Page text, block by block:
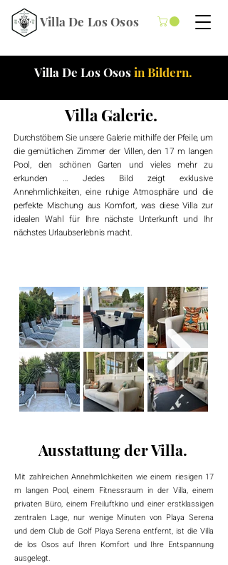
Villa De Los Osos
Villa De Los Ososin Bildern.
Villa Galerie.
Durchstöbern Sie unsere Galerie mithilfe der Pfeile, um
die gemütlichen Zimmer der Villen, den 17 m langen
Pool, den schönen Garten und vieles mehr zu
erkunden … Jedes Bild zeigt exklusive
Annehmlichkeiten, eine ruhige Atmosphäre und die
perfekte Mischung aus Komfort, was diese Villa zur
idealen Wahl für Ihre nächste Unterkunft und Ihr
nächstes Urlaubserlebnis macht.
Ausstattung der Villa.
Mit zahlreichen Annehmlichkeiten wie einem riesigen 17
m langen Pool, einem Fitnessraum in der Villa, einem
privaten Büro, einem Freiluftkino und einer erstklassigen
zentralen Lage, nur wenige Minuten von Playa Serena
und dem Club de Golf Playa Serena entfernt, ist die Villa
de los Osos auf Ihren Komfort und Ihre Entspannung
ausgelegt.